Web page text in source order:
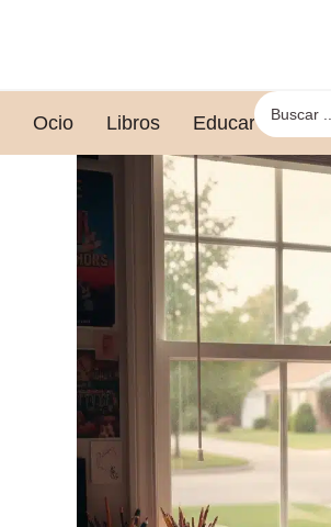
Ocio Libros Educar leyendo